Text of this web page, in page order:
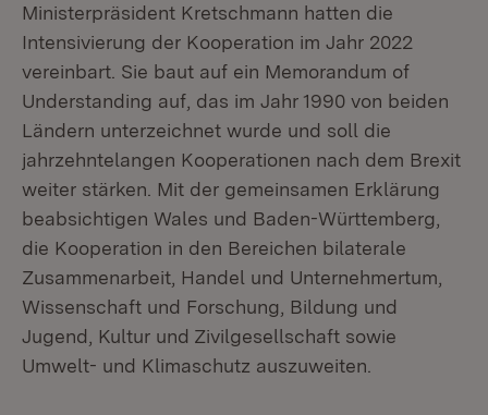
Ministerpräsident Kretschmann hatten die
Intensivierung der Kooperation im Jahr 2022
vereinbart. Sie baut auf ein Memorandum of
Understanding auf, das im Jahr 1990 von beiden
Ländern unterzeichnet wurde und soll die
jahrzehntelangen Kooperationen nach dem Brexit
weiter stärken. Mit der gemeinsamen Erklärung
beabsichtigen Wales und Baden-Württemberg,
die Kooperation in den Bereichen bilaterale
Zusammenarbeit, Handel und Unternehmertum,
Wissenschaft und Forschung, Bildung und
Jugend, Kultur und Zivilgesellschaft sowie
Umwelt- und Klimaschutz auszuweiten.